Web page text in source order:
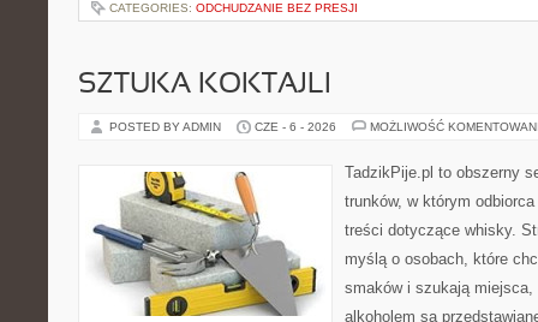
CATEGORIES: ODCHUDZANIE BEZ PRESJI
SZTUKA KOKTAJLI
POSTED BY ADMIN CZE - 6 - 2026 MOŻLIWOŚĆ
TadzikPije.pl to obszerny
trunków, w którym
treści dotyczące whisky.
myślą o osobach, które
smaków i szukają
alkoholem są